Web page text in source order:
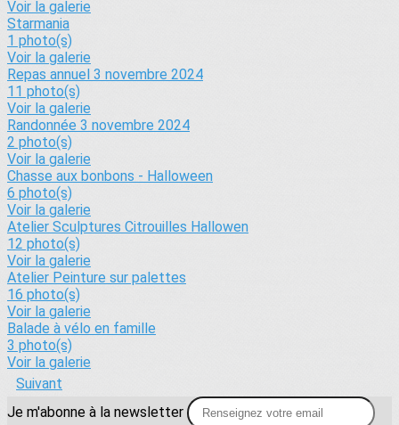
Voir la galerie
Starmania
1 photo(s)
Voir la galerie
Repas annuel 3 novembre 2024
11 photo(s)
Voir la galerie
Randonnée 3 novembre 2024
2 photo(s)
Voir la galerie
Chasse aux bonbons - Halloween
6 photo(s)
Voir la galerie
Atelier Sculptures Citrouilles Hallowen
12 photo(s)
Voir la galerie
Atelier Peinture sur palettes
16 photo(s)
Voir la galerie
Balade à vélo en famille
3 photo(s)
Voir la galerie
Suivant
Je m'abonne à la newsletter